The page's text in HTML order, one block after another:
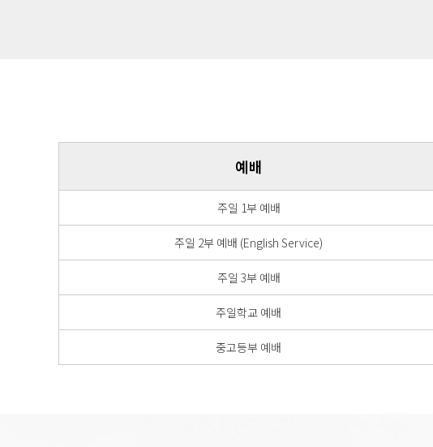
예배
주일 1부 예배
주일 2부 예배 (English Service)
주일 3부 예배
주일학교 예배
중고등부 예배